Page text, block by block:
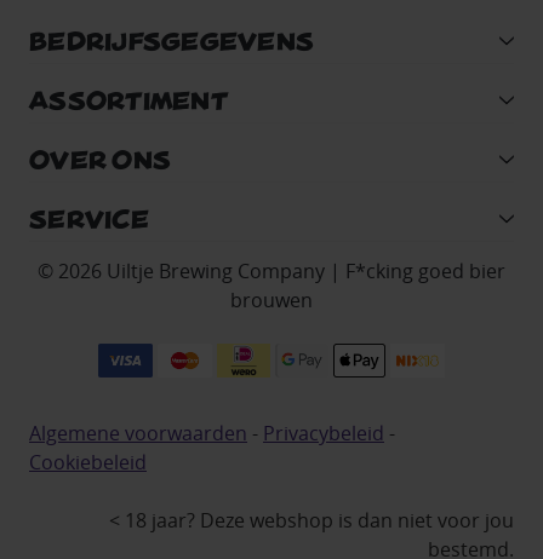
BEDRIJFSGEGEVENS
ASSORTIMENT
OVER ONS
SERVICE
© 2026 Uiltje Brewing Company | F*cking goed bier
brouwen
Algemene voorwaarden - Privacybeleid -
Cookiebeleid
< 18 jaar? Deze webshop is dan niet voor jou
bestemd.